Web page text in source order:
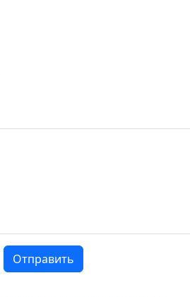
Отправить